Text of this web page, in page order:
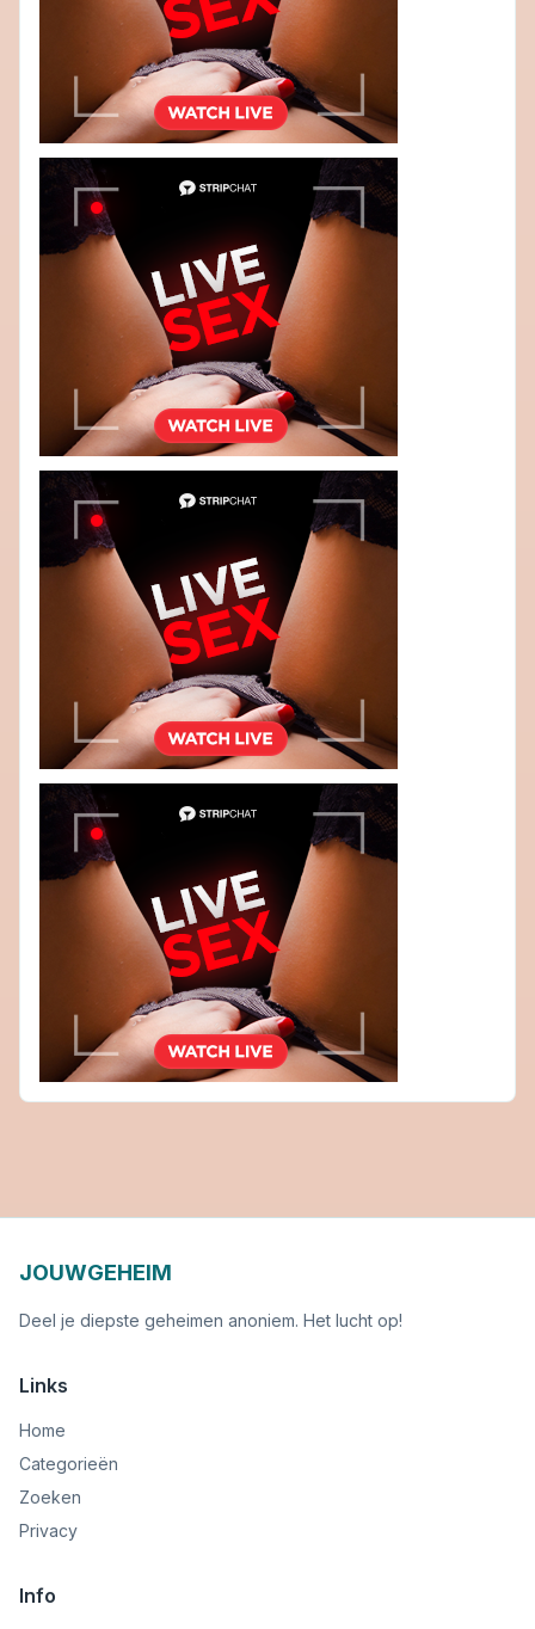
JOUWGEHEIM
Deel je diepste geheimen anoniem. Het lucht op!
Links
Home
Categorieën
Zoeken
Privacy
Info